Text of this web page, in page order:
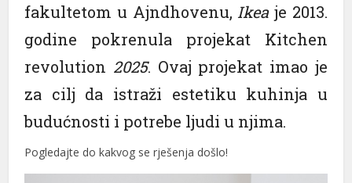
fakultetom u Ajndhovenu, Ikeaje 2013.
godine pokrenula projekat Kitchen
revolution 2025. Ovaj projekat imao je
za cilj da istraži estetiku kuhinja u
budućnosti i potrebe ljudi u njima.
Pogledajte do kakvog se rješenja došlo!